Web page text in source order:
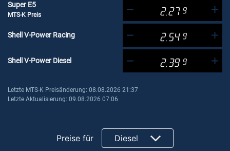
Super E5
MTS-K Preis 2.27 9
Shell V-Power Racing 2.54 9
Shell V-Power Diesel 2.39 9
Letzte MTS-K Preisänderung: 08.08.2026 21:37
Letzte Aktualisierung: 09.08.2026 07:06
Preise für Diesel